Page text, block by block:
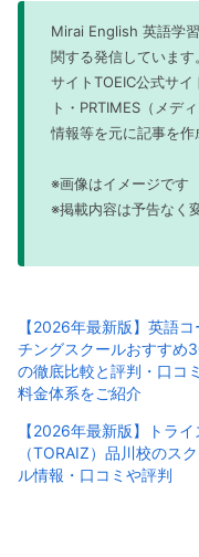
Mirai English 英語学
関する発信していま
サイトTOEIC公式サイ
ト・PRTIMES（メデ
情報等を元に記事を作
※画像はイメージです
※掲載内容は予告なく
【2026年最新版】英語コ
チングスクールおすすめ
の徹底比較と評判・口コ
料金体系をご紹介
【2026年最新版】トライ
（TORAIZ）品川校のス
ル情報・口コミや評判